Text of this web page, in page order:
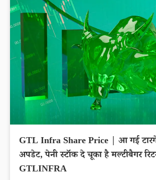
GTL Infra Share Price | आ गई
अपडेट, पेनी स्टॉक दे चूका है मल्टीबैगर
GTLINFRA